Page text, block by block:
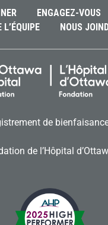
ENGAGEZ-VOUS
L’ÉQUIPE
NOUS
de
de l’Hôpital